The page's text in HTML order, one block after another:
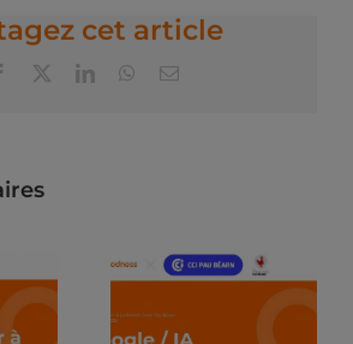
cet article
Facebook LinkedInWhatsApp
Email